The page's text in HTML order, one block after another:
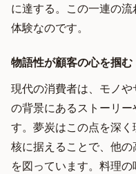
に達する。この一連の
体験なのです。
物語性が顧客の心を掴
現代の消費者は、モノ
の背景にあるストーリ
す。夢炭はこの点を深
核に据えることで、他
を図っています。料理